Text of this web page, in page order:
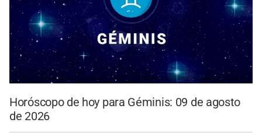
Horóscopo de hoy para Géminis: 09 de agosto
de 2026